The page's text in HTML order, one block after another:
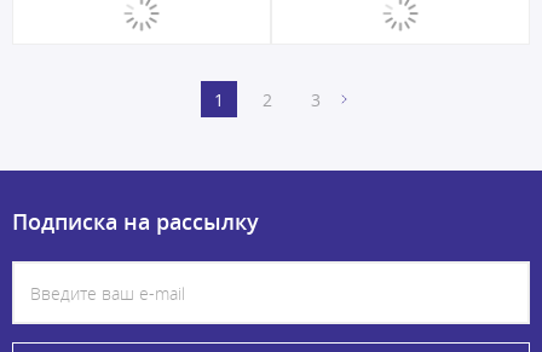
1 2 3
Подписка на рассылку